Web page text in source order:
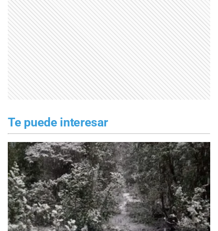
Te puede interesar